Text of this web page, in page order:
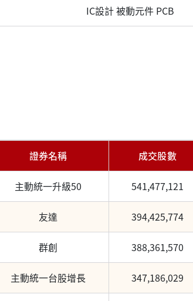
IC設計 被動元件 PCB
證券名稱 成交股數
主動統一升級50 541,477,121
友達 394,425,774
群創 388,361,570
主動統一台股增長 347,186,029